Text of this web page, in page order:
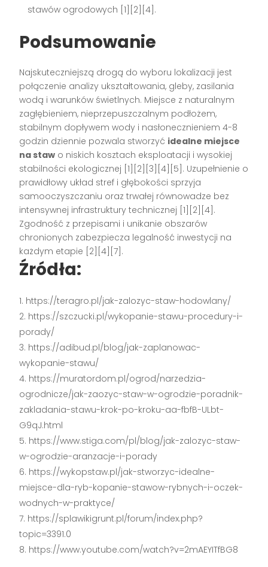
stawów ogrodowych [1][2][4].
Podsumowanie
Najskuteczniejszą drogą do wyboru lokalizacji jest
połączenie analizy ukształtowania, gleby, zasilania
wodą i warunków świetlnych. Miejsce z naturalnym
zagłębieniem, nieprzepuszczalnym podłożem,
stabilnym dopływem wody i nasłonecznieniem 4-8
godzin dziennie pozwala stworzyć idealne miejsce
na staw o niskich kosztach eksploatacji i wysokiej
stabilności ekologicznej [1][2][3][4][5]. Uzupełnienie o
prawidłowy układ stref i głębokości sprzyja
samooczyszczaniu oraz trwałej równowadze bez
intensywnej infrastruktury technicznej [1][2][4].
Zgodność z przepisami i unikanie obszarów
chronionych zabezpiecza legalność inwestycji na
każdym etapie [2][4][7].
Źródła:
https://teragro.pl/jak-zalozyc-staw-hodowlany/
https://szczucki.pl/wykopanie-stawu-procedury-i-
porady/
https://adibud.pl/blog/jak-zaplanowac-
wykopanie-stawu/
https://muratordom.pl/ogrod/narzedzia-
ogrodnicze/jak-zaozyc-staw-w-ogrodzie-poradnik-
zakladania-stawu-krok-po-kroku-aa-fbfB-ULbt-
G9qJ.html
https://www.stiga.com/pl/blog/jak-zalozyc-staw-
w-ogrodzie-aranzacje-i-porady
https://wykopstaw.pl/jak-stworzyc-idealne-
miejsce-dla-ryb-kopanie-stawow-rybnych-i-oczek-
wodnych-w-praktyce/
https://splawikigrunt.pl/forum/index.php?
topic=3391.0
https://www.youtube.com/watch?v=2mAEYITfBG8